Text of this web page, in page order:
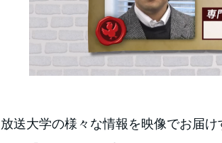
放送大学の様々な情報を映像でお届